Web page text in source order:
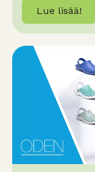
Lue lisää!